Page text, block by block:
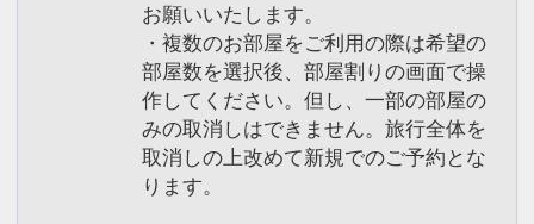
お願いいたします。
・複数のお部屋をご利用の際は希望の
部屋数を選択後、部屋割りの画面で操
作してください。但し、一部の部屋の
みの取消しはできません。旅行全体を
取消しの上改めて新規でのご予約とな
ります。